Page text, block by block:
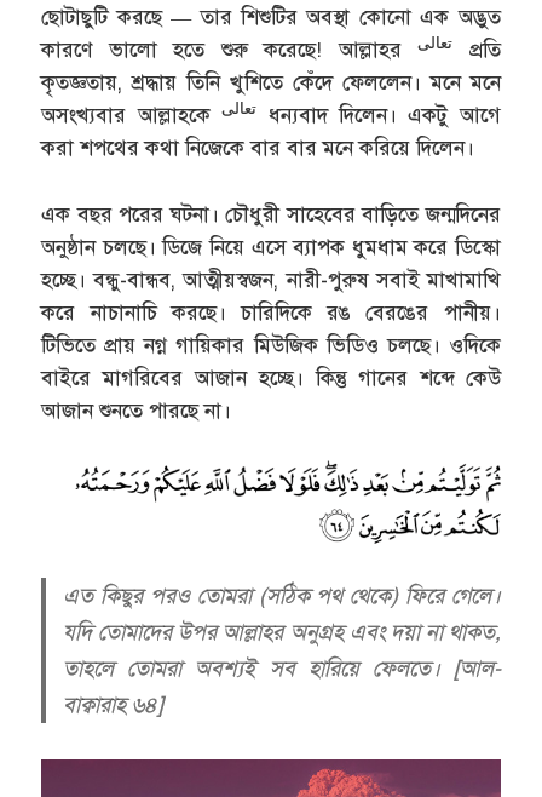
ছোটাছুটি করছে — তার শিশুটির অবস্থা কোনো এক অদ্ভুত
কারণে ভালো হতে শুরু করেছে! আল্লাহরتعالى
প্রতি
কৃতজ্ঞতায়, শ্রদ্ধায় তিনি খুশিতে কেঁদে ফেললেন। মনে মনে
অসংখ্যবার আল্লাহকেتعالى
ধন্যবাদ দিলেন। একটু আগে
করা শপথের কথা নিজেকে বার বার মনে করিয়ে দিলেন।
এক বছর পরের ঘটনা। চৌধুরী সাহেবের বাড়িতে জন্মদিনের
অনুষ্ঠান চলছে। ডিজে নিয়ে এসে ব্যাপক ধুমধাম করে ডিস্কো
হচ্ছে। বন্ধু-বান্ধব, আত্মীয়স্বজন, নারী-পুরুষ সবাই মাখামাখি
করে নাচানাচি করছে। চারিদিকে রঙ বেরঙের পানীয়।
টিভিতে প্রায় নগ্ন গায়িকার মিউজিক ভিডিও চলছে। ওদিকে
বাইরে মাগরিবের আজান হচ্ছে। কিন্তু গানের শব্দে কেউ
আজান শুনতে পারছে না।
এত কিছুর পরও তোমরা (সঠিক পথ থেকে) ফিরে গেলে।
যদি তোমাদের উপর আল্লাহর অনুগ্রহ এবং দয়া না থাকত,
তাহলে তোমরা অবশ্যই সব হারিয়ে ফেলতে। [আল-
বাক্বারাহ ৬৪]